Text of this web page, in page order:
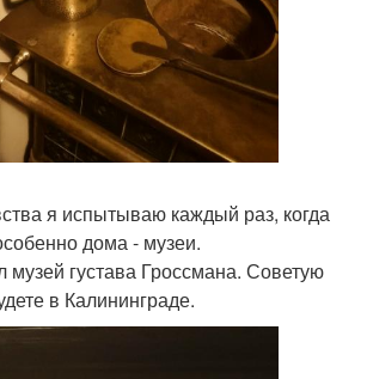
я испытываю каждый раз, когда
дома - музеи.
музей густава Гроссмана. Советую
в Калининграде.